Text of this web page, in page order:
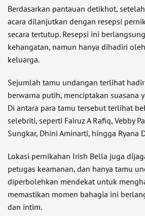
Berdasarkan pantauan detikhot,
acara dilanjutkan dengan resepsi
secara tertutup. Resepsi ini
kehangatan, namun hanya dihadiri
keluarga.
Sejumlah tamu undangan terlihat
berwarna putih, menciptakan suasana
Di antara para tamu tersebut terlihat
selebriti, seperti Fairuz A Rafiq, Vebby
Sungkar, Dhini Aminarti, hingga Ryana
Lokasi pernikahan Irish Bella juga
petugas keamanan, dan hanya tamu
diperbolehkan mendekat untuk
memastikan momen bahagia ini
dan intim.